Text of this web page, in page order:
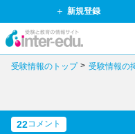
新規登録
受験情報のトップ 受験情報の
22コメント